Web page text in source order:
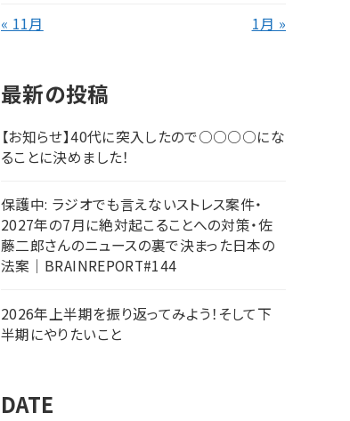
« 11月
1月 »
最新の投稿
【お知らせ】40代に突入したので○○○○にな
ることに決めました！
保護中: ラジオでも言えないストレス案件・
2027年の7月に絶対起こることへの対策・佐
藤二郎さんのニュースの裏で決まった日本の
法案｜BRAINREPORT#144
2026年上半期を振り返ってみよう！そして下
半期にやりたいこと
DATE